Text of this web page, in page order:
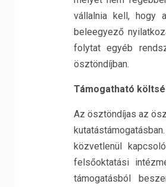
vállalnia kell, hogy
beleegyező
folytat egyéb
ösztöndíjban.
Támogatható
Az ösztöndíjas az
közvetlenül
felsőoktatási
támogatásból